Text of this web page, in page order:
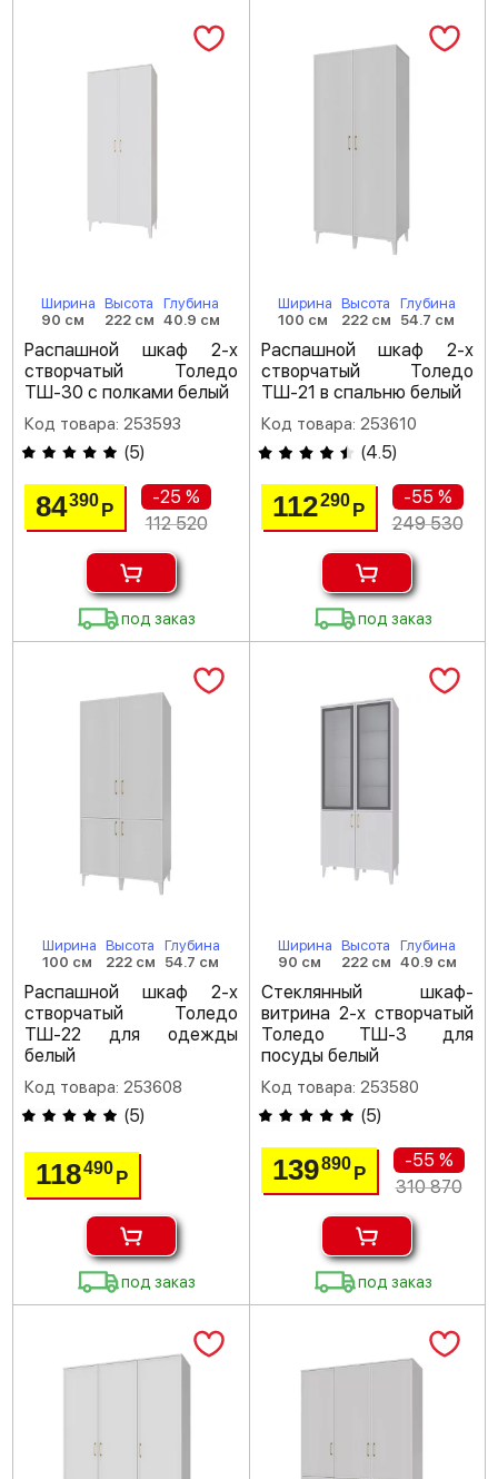
Ширина
90 см
Высота
222 см
Глубина
40.9 см
Распашной шкаф 2-х
створчатый Толедо
ТШ-30 с полками белый
Код товара: 253593
(5)
84390Р
-25 %
112 520
под заказ
Ширина
100 см
Высота
222 см
Глубина
54.7 см
Распашной шкаф 2-х
створчатый Толедо
ТШ-21 в спальню белый
Код товара: 253610
(4.5)
112290 Р
-55 %
249 530
под заказ
Ширина
100 см
Высота
222 см
Глубина
54.7 см
Распашной шкаф 2-х
створчатый Толедо
ТШ-22 для одежды
белый
Код товара: 253608
(5)
118490Р
под заказ
Ширина
90 см
Высота
222 см
Глубина
40.9 см
Стеклянный шкаф-
витрина 2-х створчатый
Толедо ТШ-3 для
посуды белый
Код товара: 253580
(5)
139890 Р
-55 %
310 870
под заказ